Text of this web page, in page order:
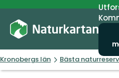
Kronobergs län Bästa